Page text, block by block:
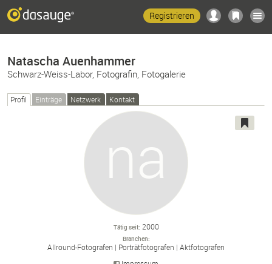
Registrieren
Natascha Auenhammer
Schwarz-Weiss-Labor, Fotografin, Fotogalerie
Profil Einträge Netzwerk Kontakt
Tätig seit 2000
Branchen
Allround-Fotografen Porträtfotografen
Aktfotografen